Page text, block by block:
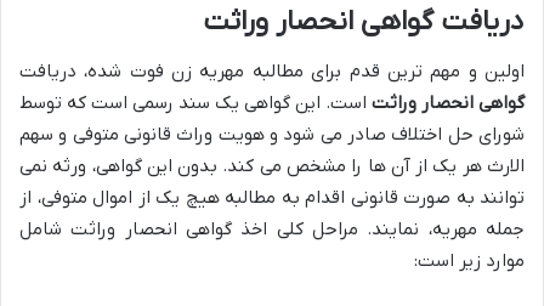
دریافت گواهی انحصار وراثت
اولین و مهم ترین قدم برای مطالبه مهریه زن فوت شده، دریافت
گواهی انحصار وراثت است. این گواهی یک سند رسمی است که توسط
شورای حل اختلاف صادر می شود و هویت وراث قانونی متوفی و سهم
الارث هر یک از آن ها را مشخص می کند. بدون این گواهی، ورثه نمی
توانند به صورت قانونی اقدام به مطالبه هیچ یک از اموال متوفی، از
جمله مهریه، نمایند. مراحل کلی اخذ گواهی انحصار وراثت شامل
موارد زیر است: